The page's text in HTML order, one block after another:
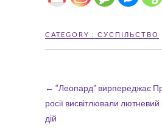
CATEGORY : СУСПІЛЬСТВО
← “Леопард” вирпереджає
росії висвітлювали
дій